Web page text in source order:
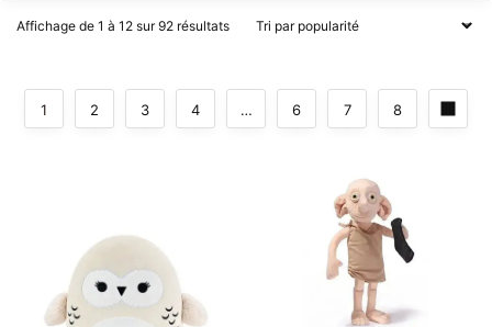
Affichage de 1 à 12 sur 92 résultats
1 2 3 4 … 6 7 8